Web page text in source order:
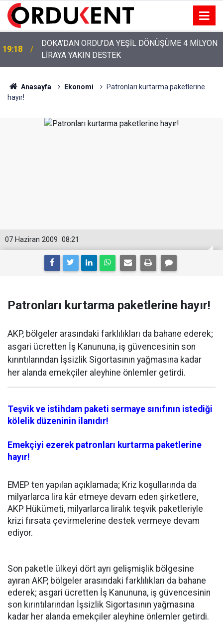
12:46
YENİ PARTİ’NİN ORDU’DAKİ 69 KİŞİLİK KURUCU
KADROSU AÇIKLANDI
Anasayfa Ekonomi
Patronları kurtarma paketlerine
hayır!
08:21
07 Haziran 2009
Patronları kurtarma paketlerine hayır!
AKP, bölgeler arasındaki farklılıkları da bahane ederek;
asgari ücretten İş Kanununa, iş güvencesinin son
kırıntılarından İşsizlik Sigortasının yağmasına kadar
her alanda emekçiler aleyhine önlemler getirdi.
Teşvik ve istihdam paketi sermaye sınıfının istediği
kölelik düzeninin ilanıdır!
Emekçiyi ezerek patronları kurtarma paketlerine
hayır!
EMEP ten yapılan açıklamada; Kriz koşullarında da
milyarlarca lira kâr etmeye devam eden şirketlere,
AKP Hükümeti, milyarlarca liralık teşvik paketleriyle
krizi fırsata çevirmelerine destek vermeye devam
ediyor.
Son paketle ülkeyi dört ayrı gelişmişlik bölgesine
ayıran AKP, bölgeler arasındaki farklılıkları da bahane
ederek; asgari ücretten İş Kanununa, iş güvencesinin
son kırıntılarından İşsizlik Sigortasının yağmasına
kadar her alanda emekçiler aleyhine önlemler getirdi.